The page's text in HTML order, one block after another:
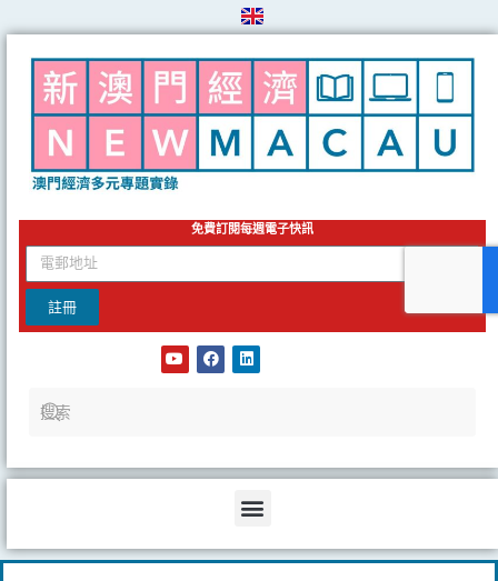
to
content
免費訂閱每週電子快訊
email
註冊
Y
o
F
a
L
i
Menu